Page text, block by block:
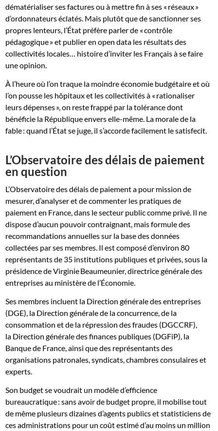
dématérialiser ses factures ou à mettre fin à ses « réseaux »
d’ordonnateurs éclatés. Mais plutôt que de sanctionner ses
propres lenteurs, l’État préfère parler de « contrôle
pédagogique » et publier en open data les résultats des
collectivités locales… histoire d’inviter les Français à se faire
une opinion.
À l’heure où l’on traque la moindre économie budgétaire et où
l’on pousse les hôpitaux et les collectivités à « rationaliser
leurs dépenses », on reste frappé par la tolérance dont
bénéficie la République envers elle-même. La morale de la
fable : quand l’État se juge, il s’accorde facilement le satisfecit.
L’Observatoire des délais de paiement
en question
L’Observatoire des délais de paiement a pour mission de
mesurer, d’analyser et de commenter les pratiques de
paiement en France, dans le secteur public comme privé. Il ne
dispose d’aucun pouvoir contraignant, mais formule des
recommandations annuelles sur la base des données
collectées par ses membres. Il est composé d’environ 80
représentants de 35 institutions publiques et privées, sous la
présidence de Virginie Beaumeunier, directrice générale des
entreprises au ministère de l’Économie.
Ses membres incluent la Direction générale des entreprises
(DGE), la Direction générale de la concurrence, de la
consommation et de la répression des fraudes (DGCCRF),
la Direction générale des finances publiques (DGFiP), la
Banque de France, ainsi que des représentants des
organisations patronales, syndicats, chambres consulaires et
experts.
Son budget se voudrait un modèle d’efficience
bureaucratique : sans avoir de budget propre, il mobilise tout
de même plusieurs dizaines d’agents publics et statisticiens de
ces administrations pour un coût estimé d’au moins un million